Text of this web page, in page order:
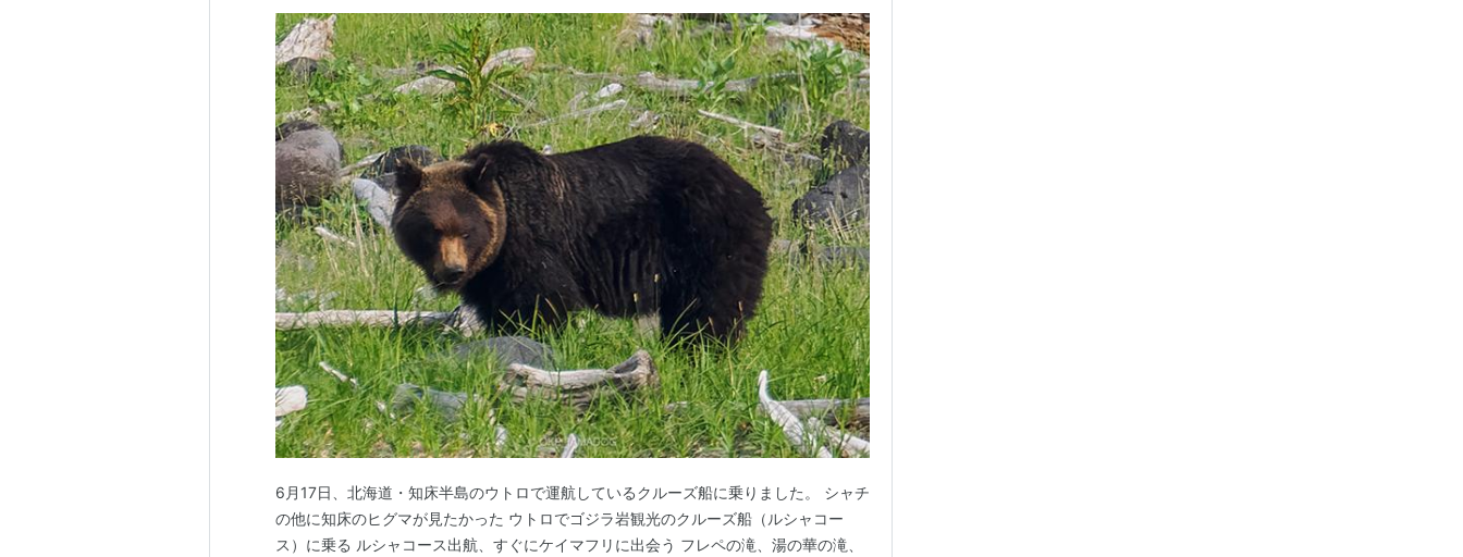
6月17日、北海道・知床半島のウトロで運航しているクルーズ船に乗りました。 シャチ
の他に知床のヒグマが見たかった ウトロでゴジラ岩観光のクルーズ船（ルシャコー
ス）に乗る ルシャコース出航、すぐにケイマフリに出会う フレペの滝、湯の華の滝、